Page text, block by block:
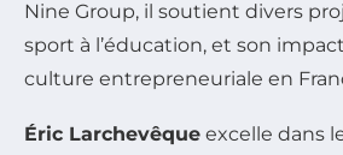
Nine Group, il soutient divers
sport à l’éducation, et son
culture entrepreneuriale en
Éric Larchevêque excelle dans